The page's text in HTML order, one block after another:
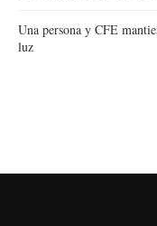
Una persona y CFE
luz